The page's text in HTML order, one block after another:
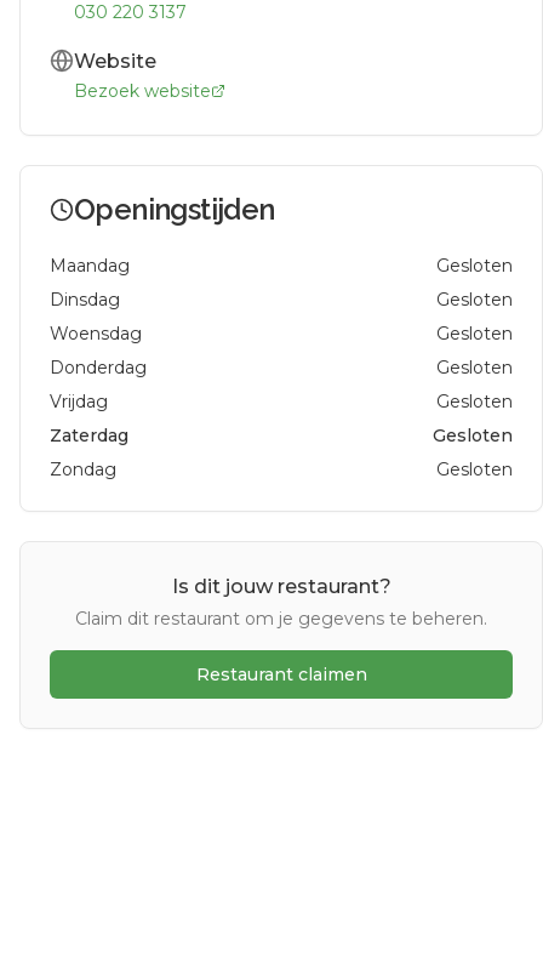
030 220 3137
Website
Bezoek website
Openingstijden
Maandag
Gesloten
Dinsdag
Gesloten
Woensdag
Gesloten
Donderdag
Gesloten
Vrijdag
Gesloten
Zaterdag
Gesloten
Zondag
Gesloten
Is dit jouw restaurant?
Claim dit restaurant om je gegevens te beheren.
Restaurant claimen